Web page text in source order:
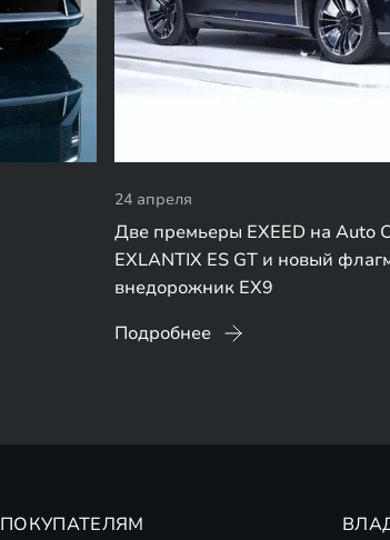
24 апреля
Две премьеры EXEED на Auto
EXLANTIX ES GT и новый
внедорожник EX9
Подробнее
ПОКУПАТЕЛЯМ